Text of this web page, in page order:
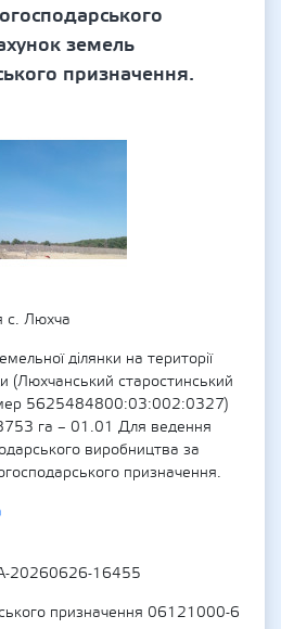
земель
призначення.
с. Люхча
ділянки на території
(Люхчанський старостинський
5625484800:03:002:0327)
га – 01.01 Для ведення
виробництва за
призначення.
20260626-16455
призначення 06121000-6